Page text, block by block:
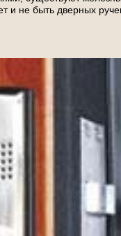
и не быть дверных